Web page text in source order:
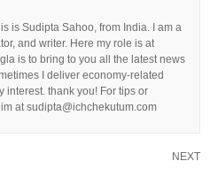
is Sudipta Sahoo, from India. I am a
and writer. Here my role is at
is to bring to you all the latest news
I deliver economy-related
interest. thank you! For tips or
at sudipta@ichchekutum.com
NEXT